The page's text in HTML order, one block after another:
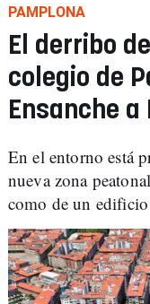
PAMPLONA
El derribo
colegio de
Ensanche a
En el entorno está
nueva zona
como de un edificio